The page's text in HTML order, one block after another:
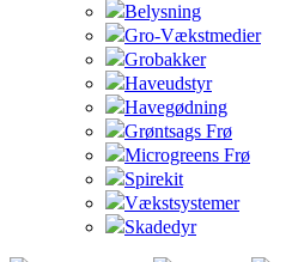
Belysning
Gro-Vækstmedier
Grobakker
Haveudstyr
Havegødning
Grøntsags Frø
Microgreens Frø
Spirekit
Vækstsystemer
Skadedyr